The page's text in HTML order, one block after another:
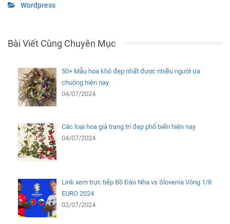
Wordpress
Bài Viết Cùng Chuyên Mục
50+ Mẫu hoa khô đẹp nhất được nhiều người ưa
chuộng hiện nay
04/07/2024
Các loại hoa giả trang trí đẹp phổ biến hiện nay
04/07/2024
Link xem trực tiếp Bồ Đào Nha vs Slovenia Vòng 1/8
EURO 2024
02/07/2024